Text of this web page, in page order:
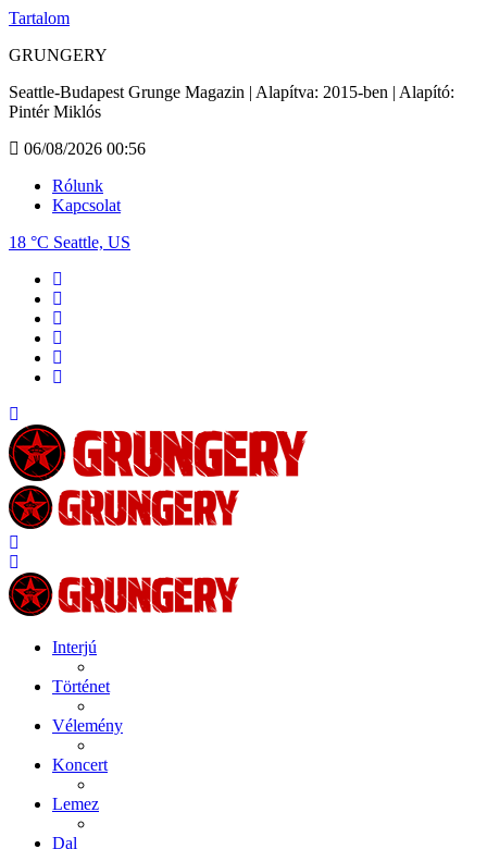
Tartalom
GRUNGERY
Seattle-Budapest Grunge Magazin | Alapítva: 2015-ben | Alapító:
Pintér Miklós
06/08/2026 00:56
Rólunk
Kapcsolat
18 °C Seattle, US
Interjú
Történet
Vélemény
Koncert
Lemez
Dal